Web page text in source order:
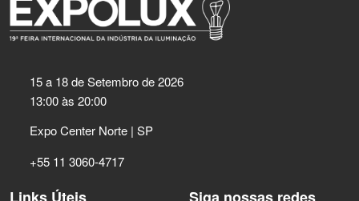
15 a 18 de Setembro de 2026
13:00 às 20:00
Expo Center Norte | SP
+55 11 3060-4717